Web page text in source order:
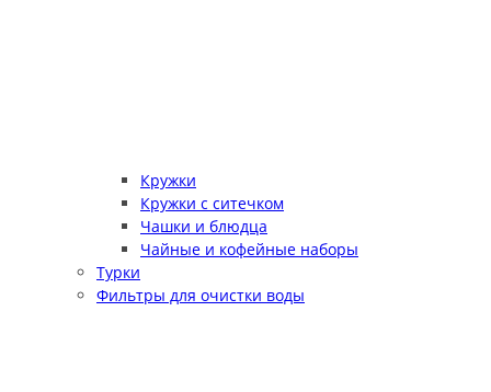
Кружки
Кружки с ситечком
Чашки и блюдца
Чайные и кофейные наборы
Турки
Фильтры для очистки воды